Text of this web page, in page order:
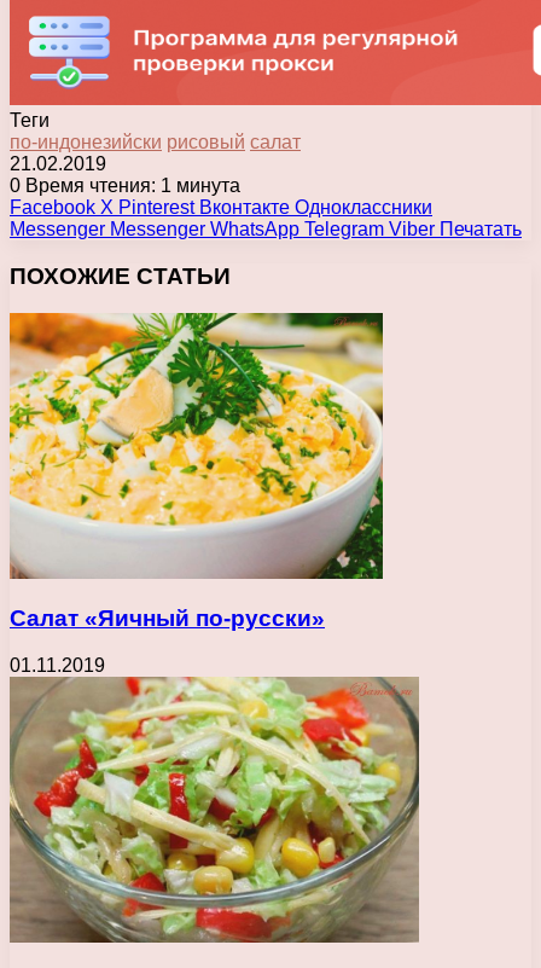
Теги
по-индонезийски рисовый салат
21.02.2019
0 Время чтения: 1 минута
Facebook X Pinterest Вконтакте Одноклассники
Messenger Messenger WhatsApp Telegram Viber Печатать
ПОХОЖИЕ СТАТЬИ
Салат «Яичный по-русски»
01.11.2019